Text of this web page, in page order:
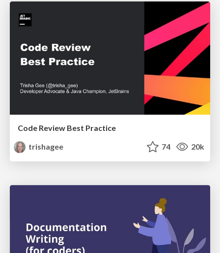
Code Review Best Practice
trishagee
74 20k